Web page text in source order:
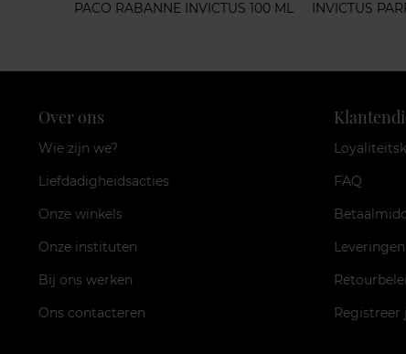
PACO RABANNE INVICTUS 100 ML INVICTUS
Over ons
Wie zijn we?
Liefdadigheidsacties
Onze winkels
Onze instituten
Bij ons werken
Ons contacteren
FAQ
Leveringen
Registreer